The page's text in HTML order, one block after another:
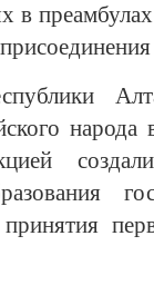
народа